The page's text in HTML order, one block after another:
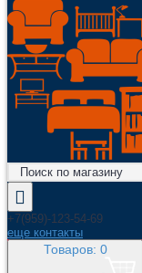
+7(959)-123-54-69
еще контакты
Товаров: 0